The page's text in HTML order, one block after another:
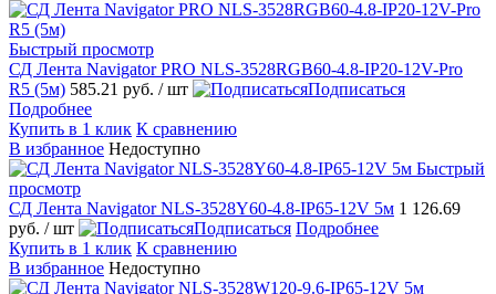
Быстрый просмотр
СД Лента Navigator PRO NLS-3528RGB60-4.8-IP20-12V-Pro
R5 (5м) 585.21 руб. / шт
Подписаться
Подробнее
Купить в 1 клик К сравнению
В избранное Недоступно
Быстрый
просмотр
СД Лента Navigator NLS-3528Y60-4.8-IP65-12V 5м 1 126.69
руб. / шт Подписаться Подробнее
Купить в 1 клик К сравнению
В избранное Недоступно